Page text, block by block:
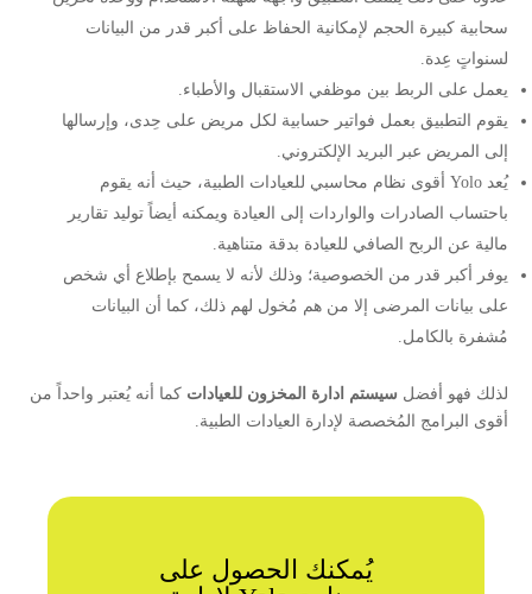
سحابية كبيرة الحجم لإمكانية الحفاظ على أكبر قدر من البيانات
لسنواتٍ عِدة.
يعمل على الربط بين موظفي الاستقبال والأطباء.
يقوم التطبيق بعمل فواتير حسابية لكل مريض على حِدى، وإرسالها
إلى المريض عبر البريد الإلكتروني.
يُعد Yolo أقوى نظام محاسبي للعيادات الطبية، حيث أنه يقوم
باحتساب الصادرات والواردات إلى العيادة ويمكنه أيضاً توليد تقارير
مالية عن الربح الصافي للعيادة بدقة متناهية.
يوفر أكبر قدر من الخصوصية؛ وذلك لأنه لا يسمح بإطلاع أي شخص
على بيانات المرضى إلا من هم مُخول لهم ذلك، كما أن البيانات
مُشفرة بالكامل.
لذلك فهو أفضل سيستم ادارة المخزون للعيادات كما أنه يُعتبر واحداً من
أقوى البرامج المُخصصة لإدارة العيادات الطبية.
يُمكنك الحصول على